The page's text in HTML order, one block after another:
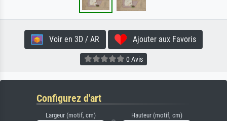
Voir en 3D / AR Ajouter aux Favoris
0 Avis
Configurez d'art
Largeur (motif, cm) Hauteur (motif, cm)